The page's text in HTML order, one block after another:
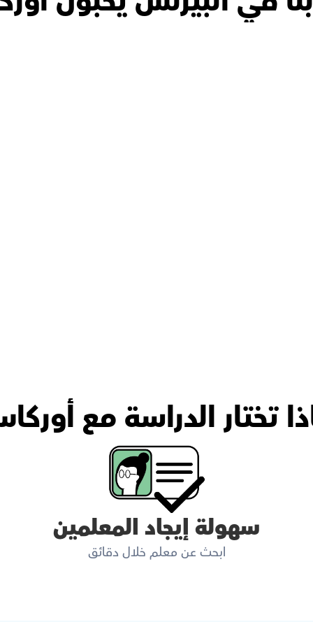
تختار الدراسة مع
سهولة إيجاد المعلمين
ابحث عن معلم خلال دقائق